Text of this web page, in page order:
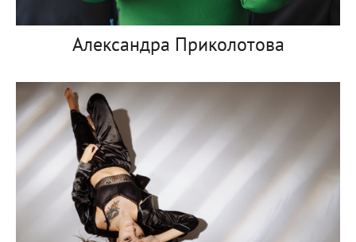
Александра Приколотова